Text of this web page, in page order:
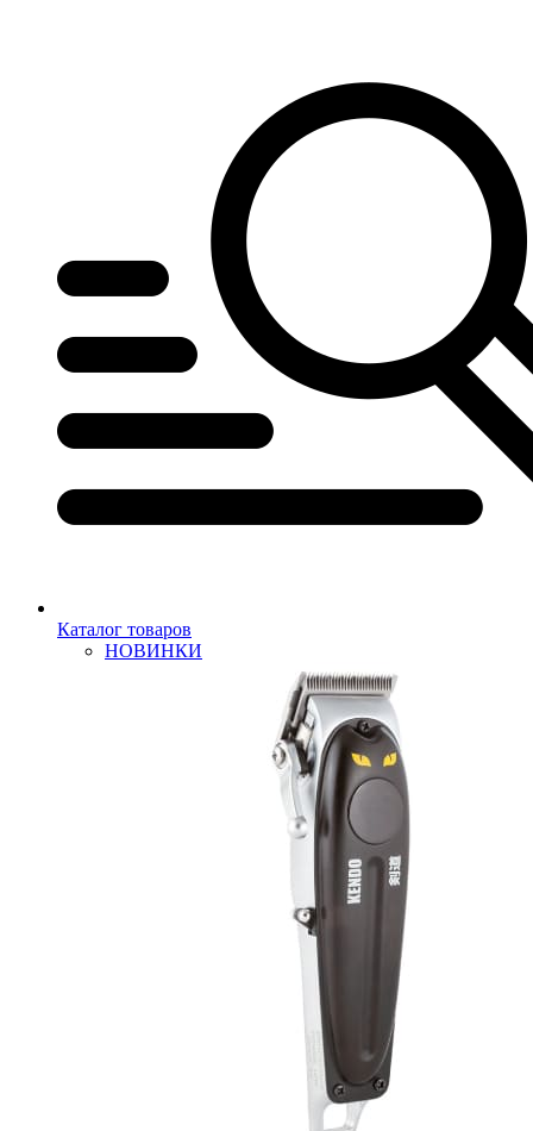
Каталог товаров
НОВИНКИ